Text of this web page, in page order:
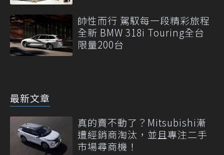
帥性而行 駕馭每一段精彩旅程
全新 BMW 318i Touring全台
限量200台
最新文章
真的賣不動了？Mitsubishi漸
遭經銷商淘汰，並且專注二手
市場尋商機！